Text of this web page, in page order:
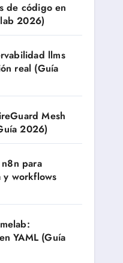
de código en
2026)
llms
real (Guía
Mesh
2026)
para
y workflows
YAML (Guía